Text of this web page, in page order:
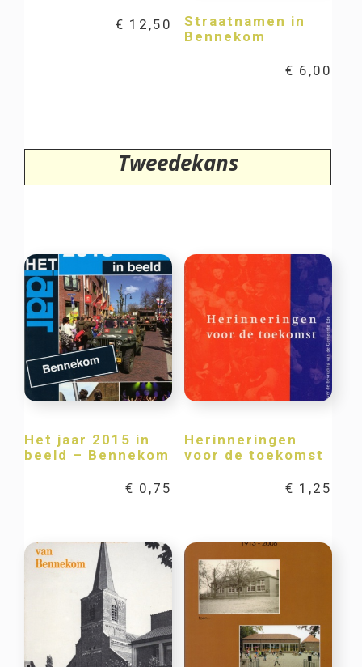
€ 12,50
Straatnamen in
Bennekom
€ 6,00
Tweedekans
Het jaar 2015 in
beeld – Bennekom
€ 0,75
Herinneringen
voor de toekomst
€ 1,25